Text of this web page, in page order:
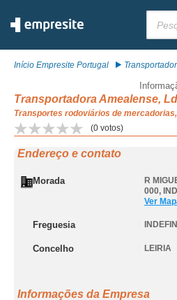
Início Empresite Portugal
Transportadora Amealense,
Transportes rodoviários de mercadorias,
(0 votos)
Endereço e contato
Morada
R
000,
Ver
Freguesia
Concelho LEIRIA
Informações da Empresa